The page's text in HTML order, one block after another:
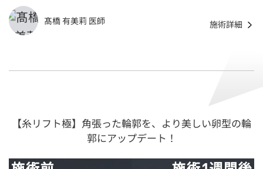
髙橋 有美莉 医師 施術詳細
【糸リフト極】角張った輪郭を、より美しい卵型の輪
郭にアップデート！